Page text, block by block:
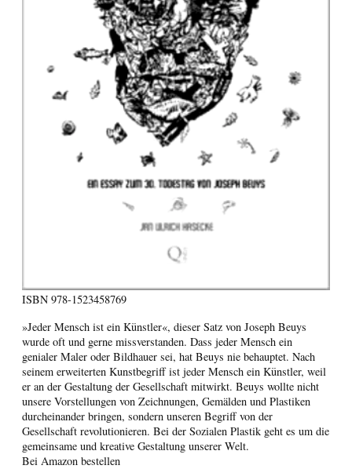
ISBN 978-1523458769
»Jeder Mensch ist ein Künstler«, dieser Satz von Joseph Beuys
wurde oft und gerne missverstanden. Dass jeder Mensch ein
genialer Maler oder Bildhauer sei, hat Beuys nie behauptet. Nach
seinem erweiterten Kunstbegriff ist jeder Mensch ein Künstler, weil
er an der Gestaltung der Gesellschaft mitwirkt. Beuys wollte nicht
unsere Vorstellungen von Zeichnungen, Gemälden und Plastiken
durcheinander bringen, sondern unseren Begriff von der
Gesellschaft revolutionieren. Bei der Sozialen Plastik geht es um die
gemeinsame und kreative Gestaltung unserer Welt.
Bei Amazon bestellen